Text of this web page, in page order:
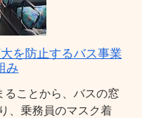
を防止するバス事業
み
ことから、バスの窓
、乗務員のマスク着